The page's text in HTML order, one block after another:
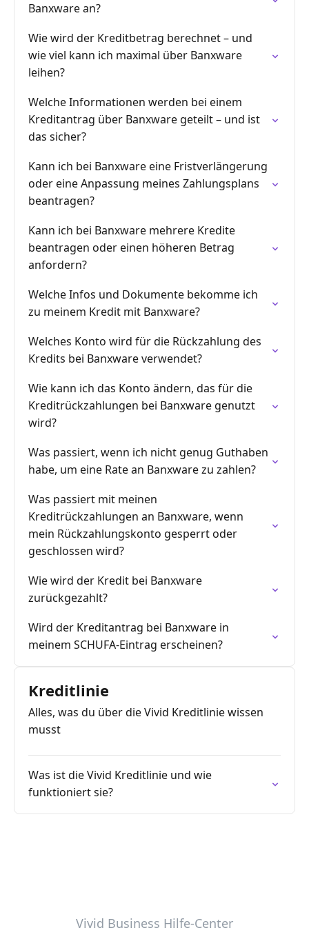
Banxware an?
Wie wird der Kreditbetrag berechnet – und
wie viel kann ich maximal über Banxware
leihen?
Welche Informationen werden bei einem
Kreditantrag über Banxware geteilt – und ist
das sicher?
Kann ich bei Banxware eine Fristverlängerung
oder eine Anpassung meines Zahlungsplans
beantragen?
Kann ich bei Banxware mehrere Kredite
beantragen oder einen höheren Betrag
anfordern?
Welche Infos und Dokumente bekomme ich
zu meinem Kredit mit Banxware?
Welches Konto wird für die Rückzahlung des
Kredits bei Banxware verwendet?
Wie kann ich das Konto ändern, das für die
Kreditrückzahlungen bei Banxware genutzt
wird?
Was passiert, wenn ich nicht genug Guthaben
habe, um eine Rate an Banxware zu zahlen?
Was passiert mit meinen
Kreditrückzahlungen an Banxware, wenn
mein Rückzahlungskonto gesperrt oder
geschlossen wird?
Wie wird der Kredit bei Banxware
zurückgezahlt?
Wird der Kreditantrag bei Banxware in
meinem SCHUFA-Eintrag erscheinen?
Kreditlinie
Alles, was du über die Vivid Kreditlinie wissen
musst
Was ist die Vivid Kreditlinie und wie
funktioniert sie?
Vivid Business Hilfe-Center